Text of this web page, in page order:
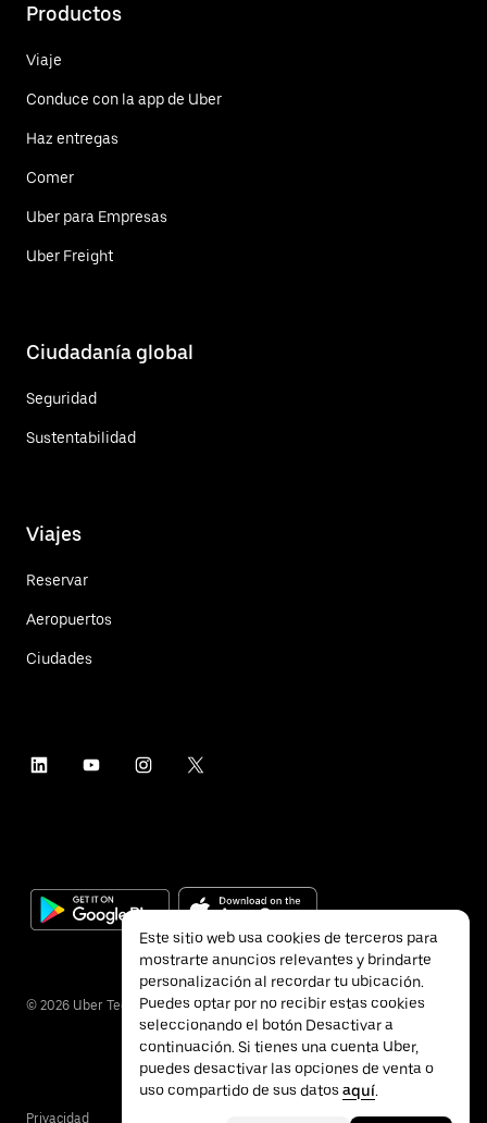
Productos
Viaje
Conduce con la app de Uber
Haz entregas
Comer
Uber para Empresas
Uber Freight
Ciudadanía global
Seguridad
Sustentabilidad
Viajes
Reservar
Aeropuertos
Ciudades
© 2026 Uber Technologies Inc.
Privacidad
Este sitio web usa cookies de terceros para
mostrarte anuncios relevantes y brindarte
personalización al recordar tu ubicación.
Puedes optar por no recibir estas cookies
seleccionando el botón Desactivar a
continuación. Si tienes una cuenta Uber,
puedes desactivar las opciones de venta o
uso compartido de sus datos aquí.